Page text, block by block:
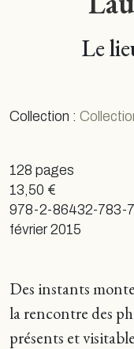
Le
Collection :
128 pages
13,50 €
978-2-86432-783-7
février 2015
Des instants
la rencontre des
présents et